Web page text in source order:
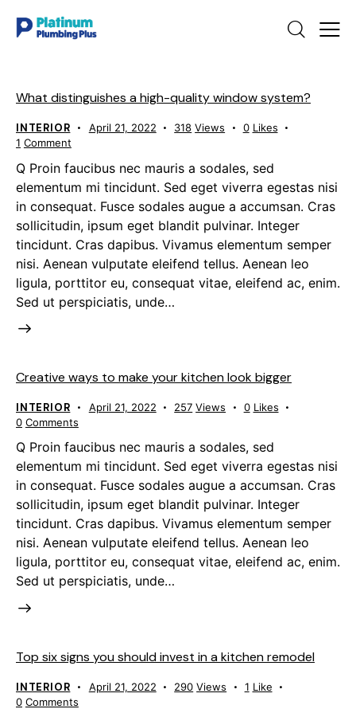
What distinguishes a high-quality window system?
INTERIOR April 21, 2022 318 Views 0 Likes
1 Comment
Q Proin faucibus nec mauris a sodales, sed
elementum mi tincidunt. Sed eget viverra egestas nisi
in consequat. Fusce sodales augue a accumsan. Cras
sollicitudin, ipsum eget blandit pulvinar. Integer
tincidunt. Cras dapibus. Vivamus elementum semper
nisi. Aenean vulputate eleifend tellus. Aenean leo
ligula, porttitor eu, consequat vitae, eleifend ac, enim.
Sed ut perspiciatis, unde…
Creative ways to make your kitchen look bigger
INTERIOR April 21, 2022 257 Views 0 Likes
0 Comments
Q Proin faucibus nec mauris a sodales, sed
elementum mi tincidunt. Sed eget viverra egestas nisi
in consequat. Fusce sodales augue a accumsan. Cras
sollicitudin, ipsum eget blandit pulvinar. Integer
tincidunt. Cras dapibus. Vivamus elementum semper
nisi. Aenean vulputate eleifend tellus. Aenean leo
ligula, porttitor eu, consequat vitae, eleifend ac, enim.
Sed ut perspiciatis, unde…
Top six signs you should invest in a kitchen remodel
INTERIOR April 21, 2022 290 Views 1 Like
0 Comments